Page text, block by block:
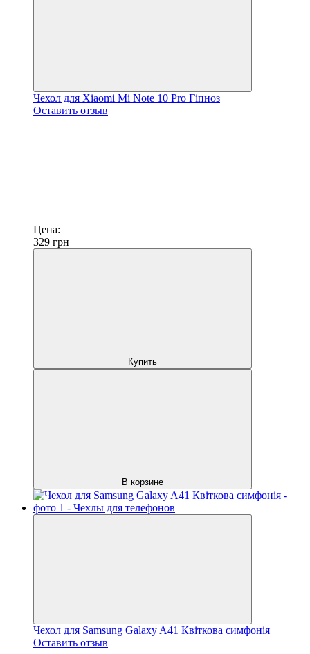
Чехол для Xiaomi Mi Note 10 Pro Гіпноз
Оставить отзыв
Цена:
329 грн
Купить
В корзине
Чехол для Samsung Galaxy A41 Квіткова симфонія
Оставить отзыв